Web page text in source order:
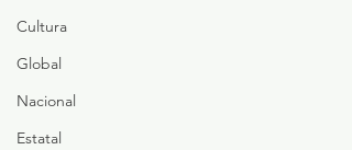
Cultura
Global
Nacional
Estatal